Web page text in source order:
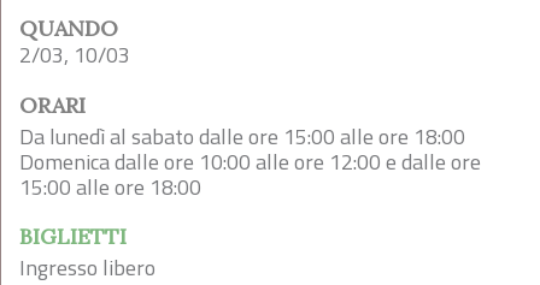
QUANDO
2/03, 10/03
ORARI
Da lunedì al sabato dalle ore 15:00 alle ore 18:00
Domenica dalle ore 10:00 alle ore 12:00 e dalle ore
15:00 alle ore 18:00
BIGLIETTI
Ingresso libero